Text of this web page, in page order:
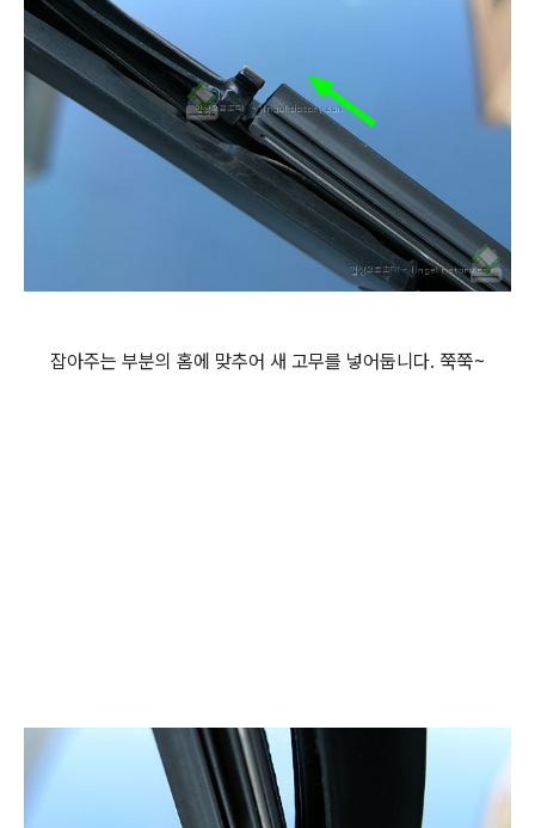
잡아주는 부분의 홈에 맞추어 새 고무를 넣어둡니다. 쭉쭉~